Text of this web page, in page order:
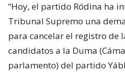
“Hoy, el partido Ródina ha
Tribunal Supremo una
para cancelar el registro de
candidatos a la Duma
parlamento) del partido